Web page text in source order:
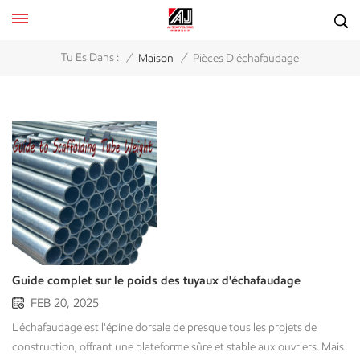
Tu Es Dans : / Maison / Pièces D'échafaudage
Guide complet sur le poids des tuyaux d'échafaudage
FEB 20, 2025
L'échafaudage est l'épine dorsale de presque tous les projets de
construction, offrant une plateforme sûre et stable aux ouvriers. Mais